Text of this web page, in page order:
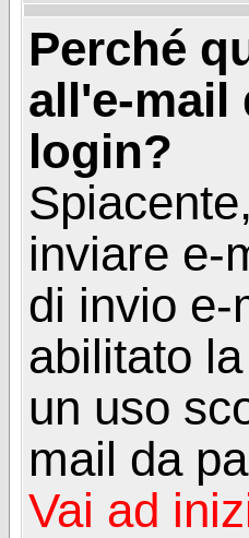
Perché
all'e-mail
login?
inviare e-
di invio e-
abilitato
un uso
mail da
Vai ad